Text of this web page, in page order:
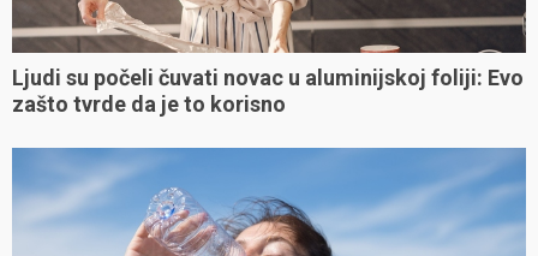
Ljudi su počeli čuvati novac u aluminijskoj foliji: Evo
zašto tvrde da je to korisno